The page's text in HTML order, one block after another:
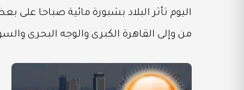
اليوم تأثر البلاد بشبورة مائية صباحا
من وإلى القاهرة الكبرى والوجه البحرى